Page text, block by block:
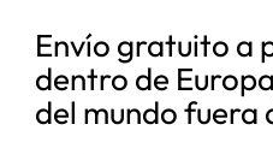
Envío gratuito a
dentro de
del mundo fuera